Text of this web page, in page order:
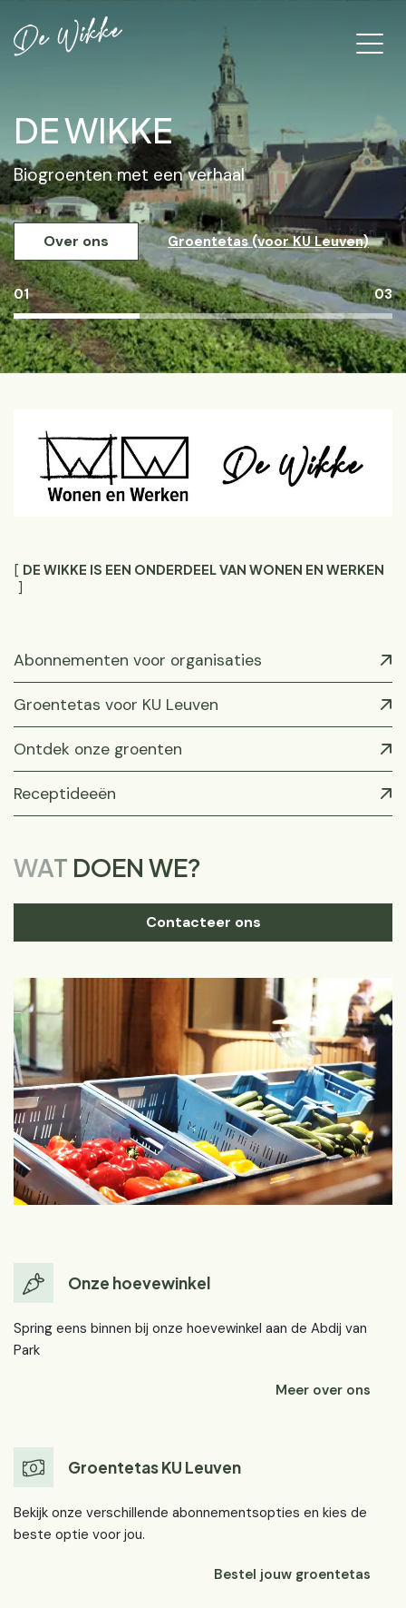
DE WIKKE
Biogroenten met een verhaal
Over ons Groentetas (voor KU Leuven)
01 03
DE WIKKE IS EEN ONDERDEEL VAN WONEN EN WERKEN
Abonnementen voor organisaties
Groentetas voor KU Leuven
Ontdek onze groenten
Receptideeën
WAT DOEN WE?
Contacteer ons
Onze hoevewinkel
Spring eens binnen bij onze hoevewinkel aan de Abdij van
Park
Meer over ons
Groentetas KU Leuven
Bekijk onze verschillende abonnementsopties en kies de
beste optie voor jou.
Bestel jouw groentetas